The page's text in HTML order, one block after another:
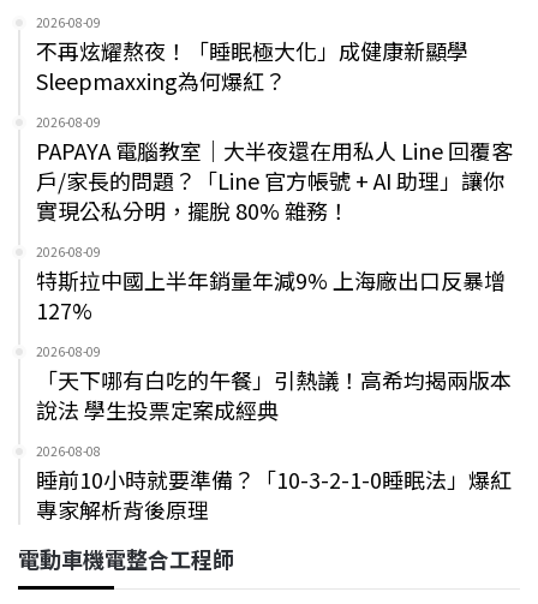
2026-08-09
不再炫耀熬夜！「睡眠極大化」成健康新顯學
Sleepmaxxing為何爆紅？
2026-08-09
PAPAYA 電腦教室｜大半夜還在用私人 Line 回覆客
戶/家長的問題？「Line 官方帳號 + AI 助理」讓你
實現公私分明，擺脫 80% 雜務！
2026-08-09
特斯拉中國上半年銷量年減9% 上海廠出口反暴增
127%
2026-08-09
「天下哪有白吃的午餐」引熱議！高希均揭兩版本
說法 學生投票定案成經典
2026-08-08
睡前10小時就要準備？「10-3-2-1-0睡眠法」爆紅
專家解析背後原理
電動車機電整合工程師